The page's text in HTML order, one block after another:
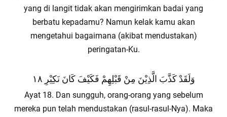
yang di langit tidak akan mengirimkan badai yang
berbatu kepadamu? Namun kelak kamu akan
mengetahui bagaimana (akibat mendustakan)
peringatan-Ku.
وَلَقَدْ كَذَّبَ الَّذِيْنَ مِنْ قَبْلِهِمْ فَكَيْفَ كَانَ نَكِيْرِ ١٨
Ayat 18. Dan sungguh, orang-orang yang sebelum
mereka pun telah mendustakan (rasul-rasul-Nya). Maka